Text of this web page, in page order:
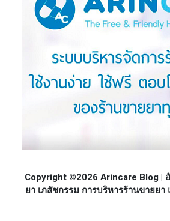
Copyright ©2026 Arincare Blog |
ยา เภสัชกรรม การบริหารร้านขายย